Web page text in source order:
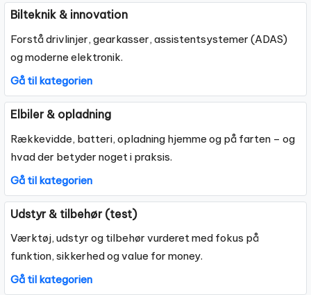
Bilteknik & innovation
Forstå drivlinjer, gearkasser, assistentsystemer (ADAS)
og moderne elektronik.
Gå til kategorien
Elbiler & opladning
Rækkevidde, batteri, opladning hjemme og på farten – og
hvad der betyder noget i praksis.
Gå til kategorien
Udstyr & tilbehør (test)
Værktøj, udstyr og tilbehør vurderet med fokus på
funktion, sikkerhed og value for money.
Gå til kategorien